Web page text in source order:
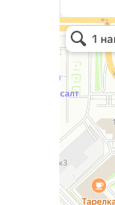
Север
Ваш надёжный
уникальных
опытных
воплотить в
и проекты. Мы
спектр услуг по
изготовлению